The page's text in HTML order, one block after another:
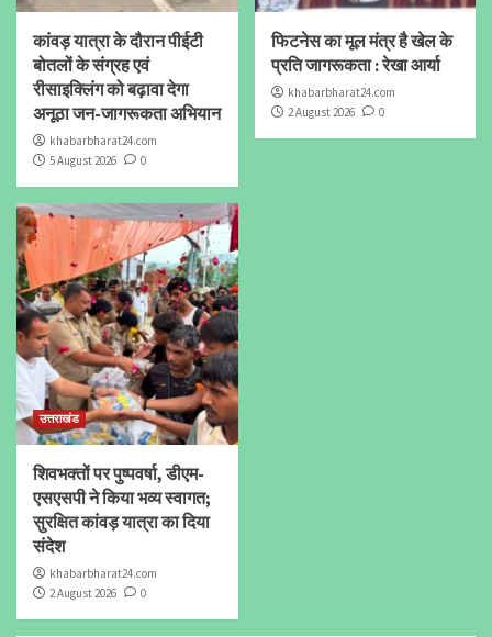
कांवड़ यात्रा के दौरान पीईटी
बोतलों के संग्रह एवं
रीसाइक्लिंग को बढ़ावा देगा
अनूठा जन-जागरूकता अभियान
khabarbharat24.com
5 August 2026
0
फिटनेस का मूल मंत्र है खेल के
प्रति जागरूकता : रेखा आर्या
khabarbharat24.com
2 August 2026
0
उत्तराखंड
शिवभक्तों पर पुष्पवर्षा, डीएम-
एसएसपी ने किया भव्य स्वागत;
सुरक्षित कांवड़ यात्रा का दिया
संदेश
khabarbharat24.com
2 August 2026
0